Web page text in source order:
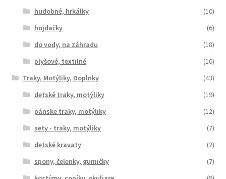
hudobné, hrkálky
(10)
hojdačky
(6)
do vody, na záhradu
(18)
plyšové, textilné
(10)
Traky, Motýliky, Doplnky
(43)
detské traky, motýliky
(19)
pánske traky, motýliky
(12)
sety - traky, motýliky
(7)
detské kravaty
(2)
spony, čelenky, gumičky
(7)